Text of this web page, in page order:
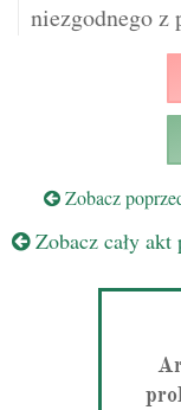
niezgodnego z
Zobacz
Zobacz cały akt